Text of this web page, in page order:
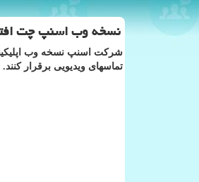
نسخه وب اسنپ چت
شرکت اسنپ نسخه وب
تماسهای ویدیویی برقرار کنند.